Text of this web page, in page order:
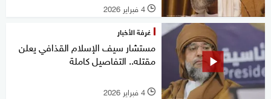
l 4 فبراير 2026
غرفة الأخبار
مستشار سيف الإسلام القذافي يعلن
مقتله.. التفاصيل كاملة
l 4 فبراير 2026